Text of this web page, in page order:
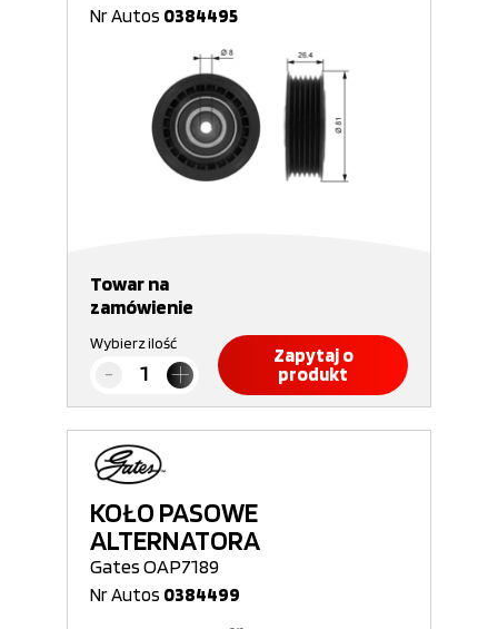
Nr Autos 0384495
Towar na
zamówienie
Wybierz ilość
Zapytaj o
produkt
KOŁO PASOWE
ALTERNATORA
Gates OAP7189
Nr Autos 0384499